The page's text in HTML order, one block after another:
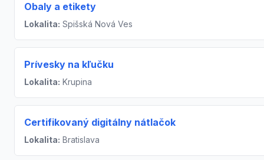
Obaly a etikety
Lokalita: Spišská Nová Ves
Prívesky na kľučku
Lokalita: Krupina
Certifikovaný digitálny nátlačok
Lokalita: Bratislava